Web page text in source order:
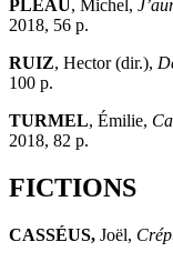
PLEAU, Michel,
2018, 56 p.
RUIZ, Hector (dir.),
100 p.
TURMEL, Émilie,
2018, 82 p.
FICTIONS
CASSÉUS, Joël,